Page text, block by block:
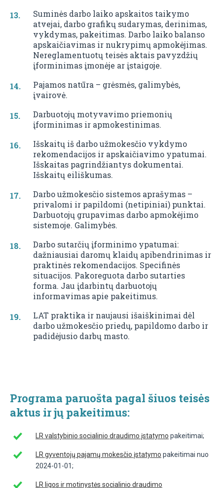
Suminės darbo laiko apskaitos taikymo
atvejai, darbo grafikų sudarymas, derinimas,
vykdymas, pakeitimas. Darbo laiko balanso
apskaičiavimas ir nukrypimų apmokėjimas.
Nereglamentuotų teisės aktais pavyzdžių
įforminimas įmonėje ar įstaigoje.
Pajamos natūra – grėsmės, galimybės,
įvairovė.
Darbuotojų motyvavimo priemonių
įforminimas ir apmokestinimas.
Išskaitų iš darbo užmokesčio vykdymo
rekomendacijos ir apskaičiavimo ypatumai.
Išskaitas pagrindžiantys dokumentai.
Išskaitų eiliškumas.
Darbo užmokesčio sistemos aprašymas –
privalomi ir papildomi (netipiniai) punktai.
Darbuotojų grupavimas darbo apmokėjimo
sistemoje. Galimybės.
Darbo sutarčių įforminimo ypatumai:
dažniausiai daromų klaidų apibendrinimas ir
praktinės rekomendacijos. Specifinės
situacijos. Pakoreguota darbo sutarties
forma. Jau įdarbintų darbuotojų
informavimas apie pakeitimus.
LAT praktika ir naujausi išaiškinimai dėl
darbo užmokesčio priedų, papildomo darbo ir
padidėjusio darbų masto.
Programa paruošta pagal šiuos teisės
aktus ir jų pakeitimus:
LR valstybinio socialinio draudimo įstatymo pakeitimai;
LR gyventojų pajamų mokesčio įstatymo pakeitimai nuo
2024-01-01;
LR ligos ir motinystės socialinio draudimo